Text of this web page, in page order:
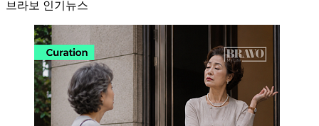
브라보 인기뉴스